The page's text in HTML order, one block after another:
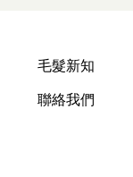
毛髮新知
聯絡我們